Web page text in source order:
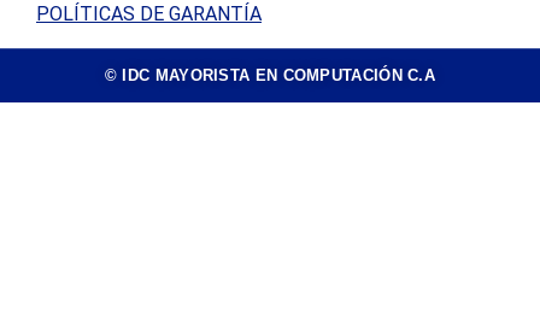
POLÍTICAS DE GARANTÍA
© IDC MAYORISTA EN COMPUTACIÓN C.A